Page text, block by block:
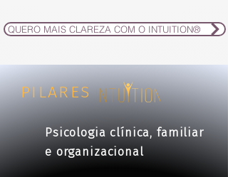
QUERO MAIS CLAREZA COM O INTUITION®
PILARES
Psicologia clínica, familiar
e organizacional